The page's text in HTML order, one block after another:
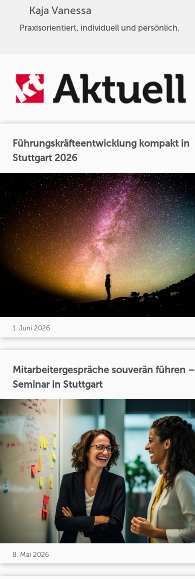
Kaja Vanessa
Praxisorientiert, individuell und persönlich.
Führungskräfteentwicklung kompakt in
Stuttgart 2026
1. Juni 2026
Mitarbeitergespräche souverän führen –
Seminar in Stuttgart
8. Mai 2026